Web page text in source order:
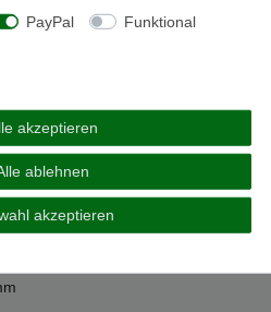
( der Innendurchmesser der Uhr
Wert verkleinert werden )
PayPal Funktional
akzeptieren
ablehnen
akzeptieren